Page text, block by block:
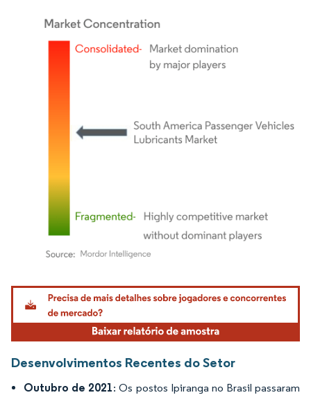
Imagem © Mordor Intelligence. O reuso requer atribuição conforme CC BY 4.0.
Desenvolvimentos Recentes do Setor
Outubro de 2021: Os postos Ipiranga no Brasil passaram